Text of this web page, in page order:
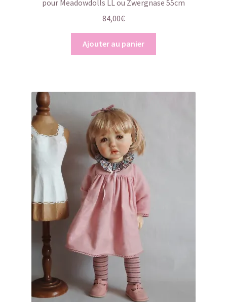
pour Meadowdolls LL ou Zwergnase 55cm
84,00€
Ajouter au panier